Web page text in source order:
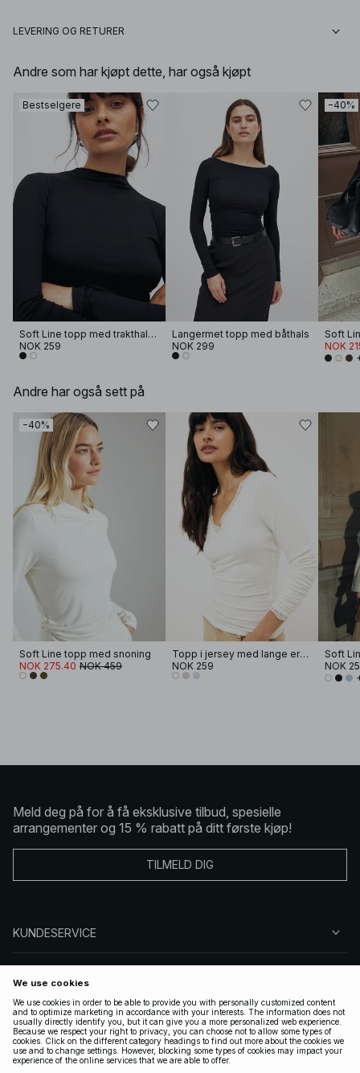
LEVERING OG RETURER
Andre som har kjøpt dette, har også kjøpt
Bestselgere
Soft Line topp med trakthals og lange ermer
NOK 259
Langermet topp med båthals
NOK 299
−40%
Soft
NOK
Andre har også sett på
−40%
Soft Line topp med snoning
NOK 275.40 NOK 459
Topp i jersey med lange ermer og blondedetaljer
NOK 259
NOK
Meld deg på for å få eksklusive tilbud, spesielle
arrangementer og 15 % rabatt på ditt første kjøp!
TILMELD DIG
KUNDESERVICE
FØLG OSS
LOVLIG